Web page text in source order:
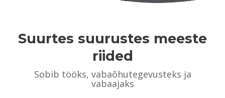
Suurtes suurustes meeste
riided
Sobib tööks, vabaõhutegevusteks ja
vabaajaks